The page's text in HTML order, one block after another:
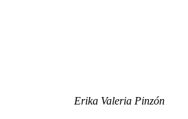
Erika Valeria Pinzón